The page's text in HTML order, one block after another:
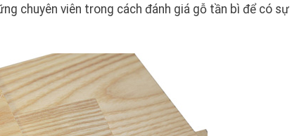
chuyên viên trong cách đánh giá gỗ tần bì để có sự